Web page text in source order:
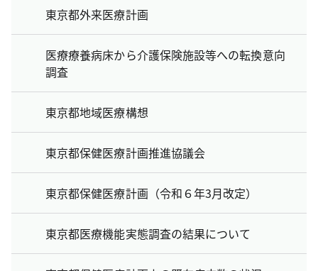
東京都外来医療計画
医療療養病床から介護保険施設等への転換意向
調査
東京都地域医療構想
東京都保健医療計画推進協議会
東京都保健医療計画（令和６年3月改定）
東京都医療機能実態調査の結果について